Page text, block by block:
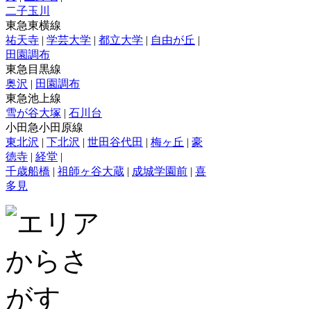
二子玉川
東急東横線
祐天寺 | 学芸大学 | 都立大学 | 自由が丘 |
田園調布
東急目黒線
奥沢 | 田園調布
東急池上線
雪が谷大塚 | 石川台
小田急小田原線
東北沢 | 下北沢 | 世田谷代田 | 梅ヶ丘 | 豪
徳寺 | 経堂 |
千歳船橋 | 祖師ヶ谷大蔵 | 成城学園前 | 喜
多見